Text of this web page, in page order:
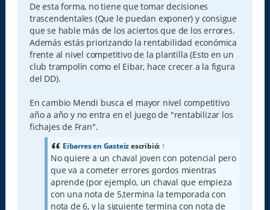
De esta forma, no tiene que tomar decisiones
trascendentales (Que le puedan exponer) y consigue
que se hable más de los aciertos que de los errores.
Además estás priorizando la rentabilidad económica
frente al nivel competitivo de la plantilla (Esto en un
club trampolín como el Eibar, hace crecer a la figura
del DD).
En cambio Mendi busca el mayor nivel competitivo
año a año y no entra en el juego de "rentabilizar los
fichajes de Fran".
Eibarres en Gasteizescribió: ↑
No quiere a un chaval joven con potencial pero
que va a cometer errores gordos mientras
aprende (por ejemplo, un chaval que empieza
con una nota de 5,termina la temporada con
nota de 6, y la siguiente termina con nota de